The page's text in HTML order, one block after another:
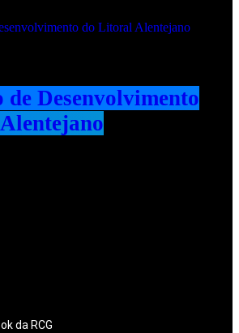
de Desenvolvimento
da RCG